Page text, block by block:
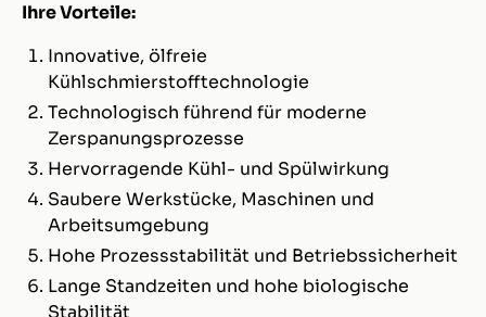
Ihre Vorteile:
Innovative, ölfreie
Kühlschmierstofftechnologie
Technologisch führend für moderne
Zerspanungsprozesse
Hervorragende Kühl- und Spülwirkung
Saubere Werkstücke, Maschinen und
Arbeitsumgebung
Hohe Prozessstabilität und Betriebssicherheit
Lange Standzeiten und hohe biologische